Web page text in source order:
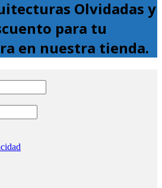
Olvidadas y
para tu
en nuestra tienda.